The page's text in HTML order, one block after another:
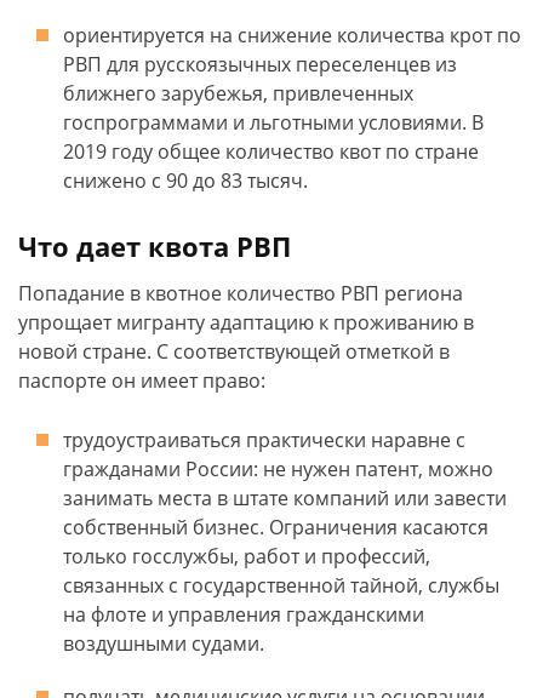
ориентируется на снижение количества крот по
РВП для русскоязычных переселенцев из
ближнего зарубежья, привлеченных
госпрограммами и льготными условиями. В
2019 году общее количество квот по стране
снижено с 90 до 83 тысяч.
Что дает квота РВП
Попадание в квотное количество РВП региона
упрощает мигранту адаптацию к проживанию в
новой стране. С соответствующей отметкой в
паспорте он имеет право:
трудоустраиваться практически наравне с
гражданами России: не нужен патент, можно
занимать места в штате компаний или завести
собственный бизнес. Ограничения касаются
только госслужбы, работ и профессий,
связанных с государственной тайной, службы
на флоте и управления гражданскими
воздушными судами.